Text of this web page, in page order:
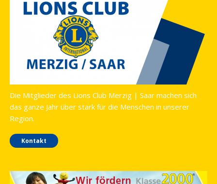
Die Mitglieder des Lions Club Merzig | Saar machen sich
das ganze Jahr über stark für die Menschen in unserer
Region.
Kontakt